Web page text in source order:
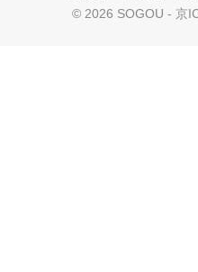
© 2026 SOGOU - 京